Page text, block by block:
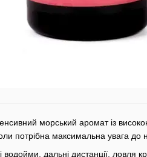
морський аромат із
потрібна максимальна увага до
водойми, дальні дистанції, ловля